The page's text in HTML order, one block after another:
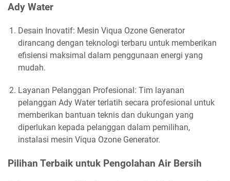
Ady Water
Desain Inovatif: Mesin Viqua Ozone Generator
dirancang dengan teknologi terbaru untuk memberikan
efisiensi maksimal dalam penggunaan energi yang
mudah.
Layanan Pelanggan Profesional: Tim layanan
pelanggan Ady Water terlatih secara profesional untuk
memberikan bantuan teknis dan dukungan yang
diperlukan kepada pelanggan dalam pemilihan,
instalasi mesin Viqua Ozone Generator.
Pilihan Terbaik untuk Pengolahan Air Bersih